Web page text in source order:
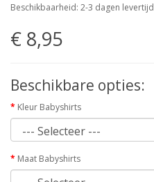
Beschikbaarheid: 2-3 dagen levertijd
€ 8,95
Beschikbare opties:
Kleur Babyshirts
Maat Babyshirts